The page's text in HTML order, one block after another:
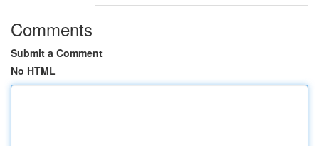
Comments
Submit a Comment
No HTML